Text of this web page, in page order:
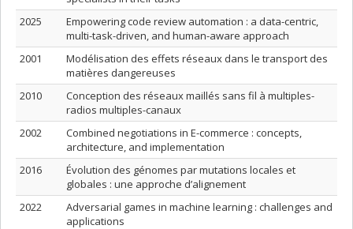
2025
Empowering code review automation : a data-centric,
multi-task-driven, and human-aware approach
2001
Modélisation des effets réseaux dans le transport des
matières dangereuses
2010
Conception des réseaux maillés sans fil à multiples-
radios multiples-canaux
2002
Combined negotiations in E-commerce : concepts,
architecture, and implementation
2016
Évolution des génomes par mutations locales et
globales : une approche d’alignement
2022
Adversarial games in machine learning : challenges and
applications